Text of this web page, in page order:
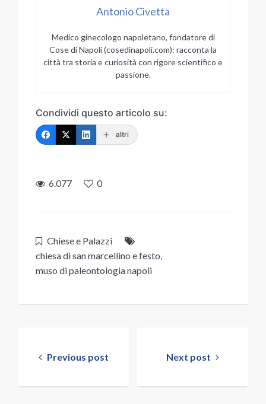
Antonio Civetta
Medico ginecologo napoletano, fondatore di
Cose di Napoli (cosedinapoli.com): racconta la
città tra storia e curiosità con rigore scientifico e
passione.
Condividi questo articolo su:
altri
6.077 0
Chiese e Palazzi
chiesa di san marcellino e festo
muso di paleontologia napoli
articoliPrevious post Next post